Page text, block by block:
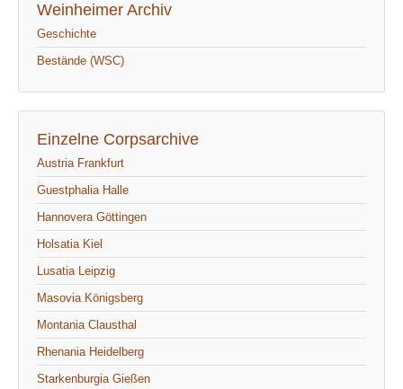
Weinheimer Archiv
Geschichte
Bestände (WSC)
Einzelne Corpsarchive
Austria Frankfurt
Guestphalia Halle
Hannovera Göttingen
Holsatia Kiel
Lusatia Leipzig
Masovia Königsberg
Montania Clausthal
Rhenania Heidelberg
Starkenburgia Gießen